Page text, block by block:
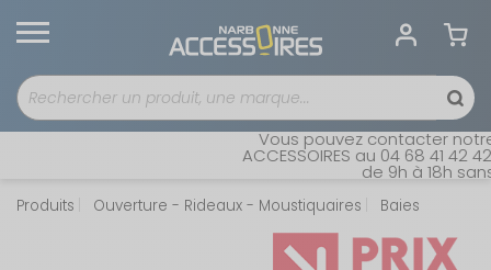
Vous pouvez contacter notre
ACCESSOIRES au 04 68 41 42
de 9h à 18h
Produits Ouverture - Rideaux - Moustiquaires Baies